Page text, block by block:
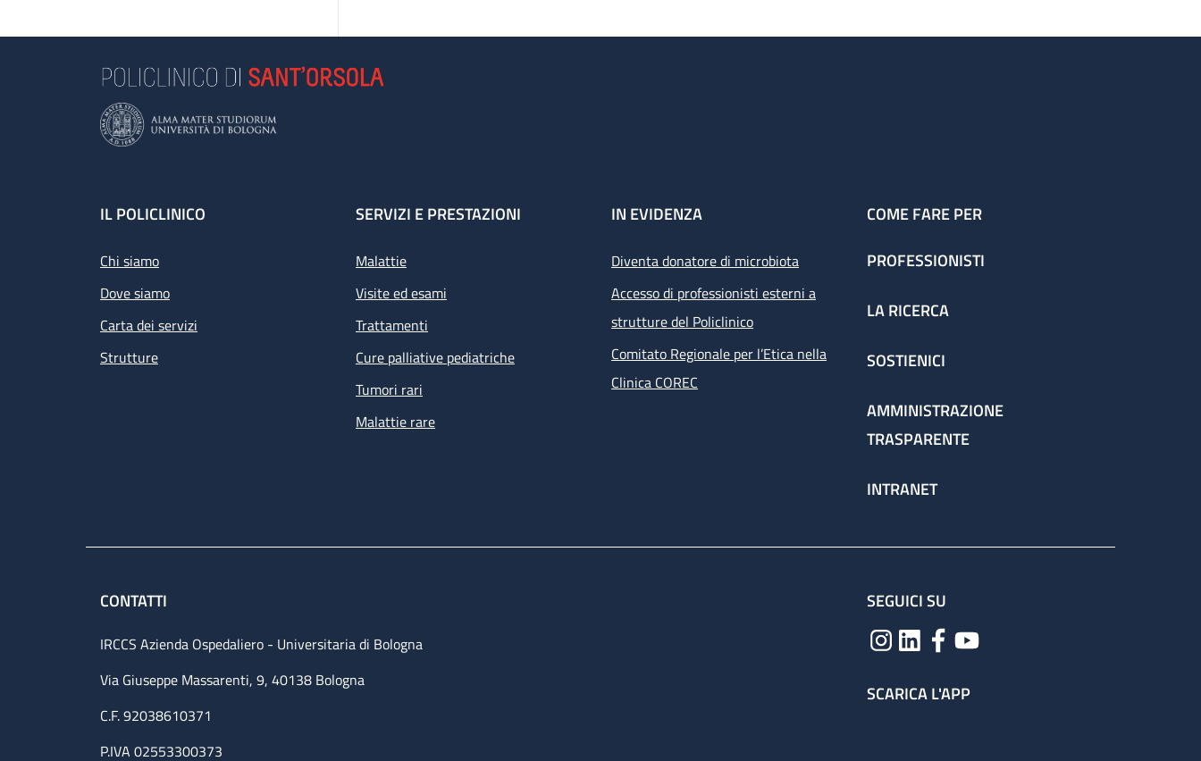
Footer
IL POLICLINICO
Chi siamo
Dove siamo
Carta dei servizi
Strutture
SERVIZI E PRESTAZIONI
Malattie
Visite ed esami
Trattamenti
Cure palliative pediatriche
Tumori rari
Malattie rare
IN EVIDENZA
Diventa donatore di microbiota
Accesso di professionisti esterni a
strutture del Policlinico
Comitato Regionale per l’Etica nella
Clinica COREC
COME FARE PER
PROFESSIONISTI
LA RICERCA
SOSTIENICI
AMMINISTRAZIONE
TRASPARENTE
INTRANET
CONTATTI
IRCCS Azienda Ospedaliero - Universitaria di Bologna
Via Giuseppe Massarenti, 9, 40138 Bologna
C.F. 92038610371
P.IVA 02553300373
SEGUICI SU
SCARICA L'APP